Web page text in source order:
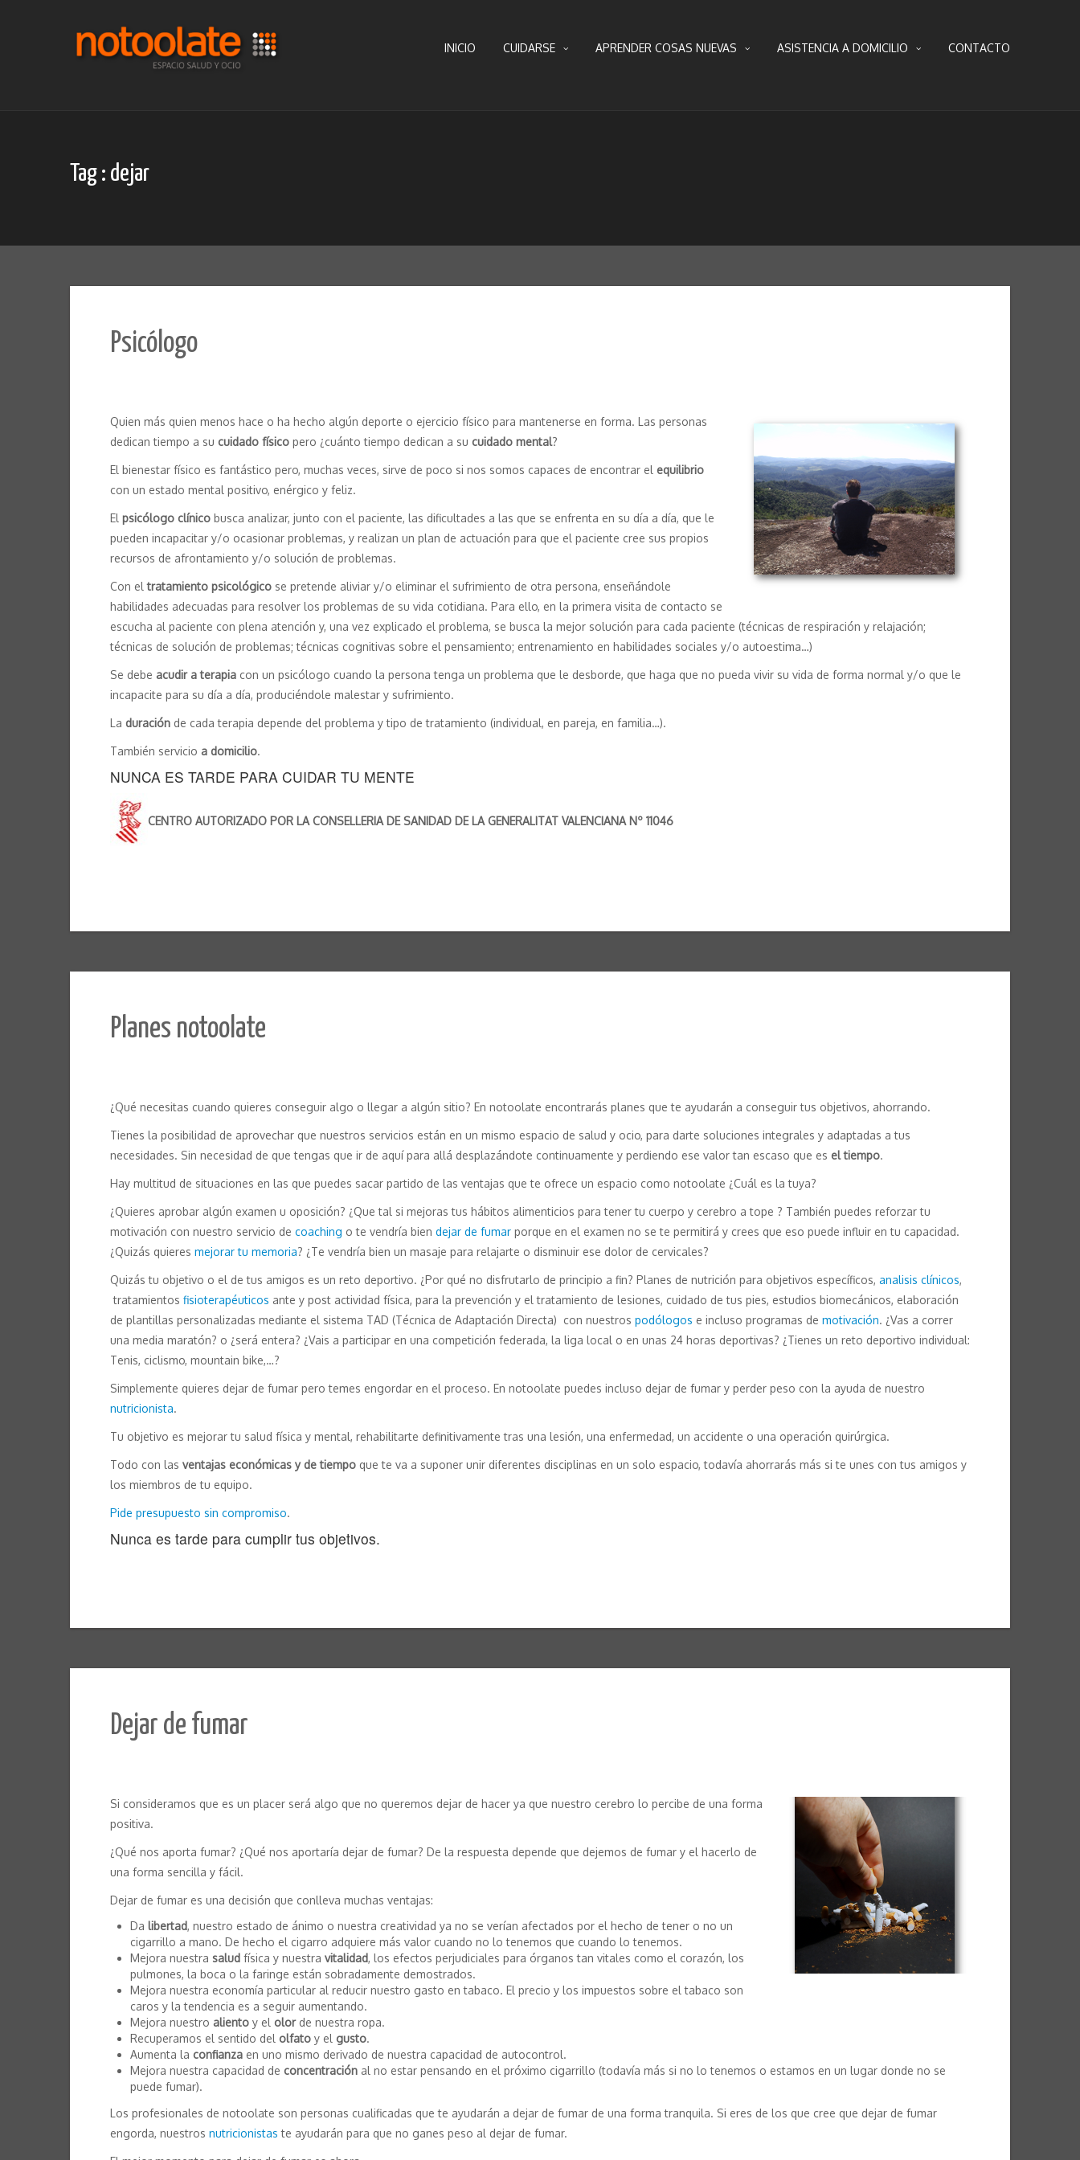
INICIO CUIDARSE APRENDER COSAS NUEVAS ASISTENCIA A DOMICILIO CONTACTO
Tag : dejar
Psicólogo
Quien más quien menos hace o ha hecho algún deporte o ejercicio físico para mantenerse en forma. Las personas
dedican tiempo a su cuidado físico pero ¿cuánto tiempo dedican a su cuidado mental?
El bienestar físico es fantástico pero, muchas veces, sirve de poco si nos somos capaces de encontrar el equilibrio
con un estado mental positivo, enérgico y feliz.
El psicólogo clínico busca analizar, junto con el paciente, las dificultades a las que se enfrenta en su día a día, que le
pueden incapacitar y/o ocasionar problemas, y realizan un plan de actuación para que el paciente cree sus propios
recursos de afrontamiento y/o solución de problemas.
Con eltratamiento psicológico se pretende aliviar y/o eliminar el sufrimiento de otra persona, enseñándole
habilidades adecuadas para resolver los problemas de su vida cotidiana. Para ello, en la primera visita de contacto se
escucha al paciente con plena atención y, una vez explicado el problema, se busca la mejor solución para cada paciente (técnicas de respiración y relajación;
técnicas de solución de problemas; técnicas cognitivas sobre el pensamiento; entrenamiento en habilidades sociales y/o autoestima…)
Se debe acudir a terapia con un psicólogo cuando la persona tenga un problema que le desborde, que haga que no pueda vivir su vida de forma normal y/o que le
incapacite para su día a día, produciéndole malestar y sufrimiento.
La duración de cada terapia depende del problema y tipo de tratamiento (individual, en pareja, en familia…).
También servicio a domicilio.
NUNCA ES TARDE PARA CUIDAR TU MENTE
CENTRO AUTORIZADO POR LA CONSELLERIA DE SANIDAD DE LA GENERALITAT VALENCIANA Nº 11046
Planes notoolate
¿Qué necesitas cuando quieres conseguir algo o llegar a algún sitio? En notoolate encontrarás planes que te ayudarán a conseguir tus objetivos, ahorrando.
Tienes la posibilidad de aprovechar que nuestros servicios están en un mismo espacio de salud y ocio, para darte soluciones integrales y adaptadas a tus
necesidades. Sin necesidad de que tengas que ir de aquí para allá desplazándote continuamente y perdiendo ese valor tan escaso que es el tiempo.
Hay multitud de situaciones en las que puedes sacar partido de las ventajas que te ofrece un espacio como notoolate ¿Cuál es la tuya?
¿Quieres aprobar algún examen u oposición? ¿Que tal si mejoras tus hábitos alimenticios para tener tu cuerpo y cerebro a tope ? También puedes reforzar tu
motivación con nuestro servicio de coaching o te vendría bien dejar de fumar porque en el examen no se te permitirá y crees que eso puede influir en tu capacidad.
¿Quizás quieres mejorar tu memoria? ¿Te vendría bien un masaje para relajarte o disminuir ese dolor de cervicales?
Quizás tu objetivo o el de tus amigos es un reto deportivo. ¿Por qué no disfrutarlo de principio a fin? Planes de nutrición para objetivos específicos, analisis clínicos,
tratamientos fisioterapéuticos ante y post actividad física, para la prevención y el tratamiento de lesiones, cuidado de tus pies, estudios biomecánicos, elaboración
de plantillas personalizadas mediante el sistema TAD (Técnica de Adaptación Directa) con nuestros podólogos e incluso programas de motivación. ¿Vas a correr
una media maratón? o ¿será entera? ¿Vais a participar en una competición federada, la liga local o en unas 24 horas deportivas? ¿Tienes un reto deportivo individual:
Tenis, ciclismo, mountain bike,…?
Simplemente quieres dejar de fumar pero temes engordar en el proceso. En notoolate puedes incluso dejar de fumar y perder peso con la ayuda de nuestro
nutricionista.
Tu objetivo es mejorar tu salud física y mental, rehabilitarte definitivamente tras una lesión, una enfermedad, un accidente o una operación quirúrgica.
Todo con las ventajas económicas y de tiempo que te va a suponer unir diferentes disciplinas en un solo espacio, todavía ahorrarás más si te unes con tus amigos y
los miembros de tu equipo.
Pide presupuesto sin compromiso.
Nunca es tarde para cumplir tus objetivos.
Dejar de fumar
Si consideramos que es un placer será algo que no queremos dejar de hacer ya que nuestro cerebro lo percibe de una forma
positiva.
¿Qué nos aporta fumar? ¿Qué nos aportaría dejar de fumar? De la respuesta depende que dejemos de fumar y el hacerlo de
una forma sencilla y fácil.
Dejar de fumar es una decisión que conlleva muchas ventajas:
Da libertad, nuestro estado de ánimo o nuestra creatividad ya no se verían afectados por el hecho de tener o no un
cigarrillo a mano. De hecho el cigarro adquiere más valor cuando no lo tenemos que cuando lo tenemos.
Mejora nuestra salud física y nuestra vitalidad, los efectos perjudiciales para órganos tan vitales como el corazón, los
pulmones, la boca o la faringe están sobradamente demostrados.
Mejora nuestra economía particular al reducir nuestro gasto en tabaco. El precio y los impuestos sobre el tabaco son
caros y la tendencia es a seguir aumentando.
Mejora nuestro aliento y el olorde nuestra ropa.
Recuperamos el sentido del olfato y el gusto.
Aumenta la confianza en uno mismo derivado de nuestra capacidad de autocontrol.
Mejora nuestra capacidad de concentración al no estar pensando en el próximo cigarrillo (todavía más si no lo tenemos o estamos en un lugar donde no se
puede fumar).
Los profesionales de notoolate son personas cualificadas que te ayudarán a dejar de fumar de una forma tranquila. Si eres de los que cree que dejar de fumar
engorda, nuestros nutricionistas te ayudarán para que no ganes peso al dejar de fumar.